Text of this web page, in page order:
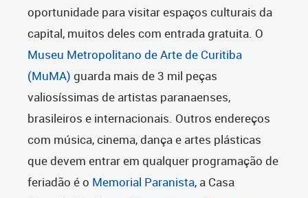
oportunidade para visitar espaços culturais da
capital, muitos deles com entrada gratuita. O
Museu Metropolitano de Arte de Curitiba
(MuMA) guarda mais de 3 mil peças
valiosíssimas de artistas paranaenses,
brasileiros e internacionais. Outros endereços
com música, cinema, dança e artes plásticas
que devem entrar em qualquer programação de
feriadão é o Memorial Paranista, a Casa